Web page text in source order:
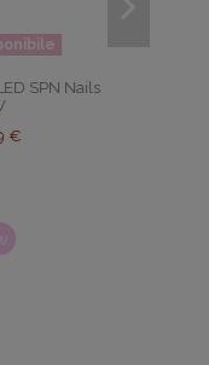
& GO! Be
€
Acquista